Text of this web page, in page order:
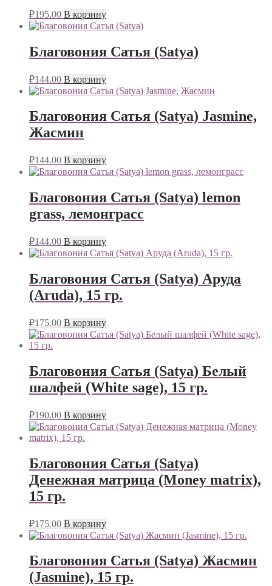
₽195.00 В корзину
Благовония Сатья (Satya)
₽144.00 В корзину
Благовония Сатья (Satya) Jasmine,
Жасмин
₽144.00 В корзину
Благовония Сатья (Satya) lemon
grass, лемонграсс
₽144.00 В корзину
Благовония Сатья (Satya) Аруда
(Aruda), 15 гр.
₽175.00 В корзину
Благовония Сатья (Satya) Белый
шалфей (White sage), 15 гр.
₽190.00 В корзину
Благовония Сатья (Satya)
Денежная матрица (Money matrix),
15 гр.
₽175.00 В корзину
Благовония Сатья (Satya) Жасмин
(Jasmine), 15 гр.